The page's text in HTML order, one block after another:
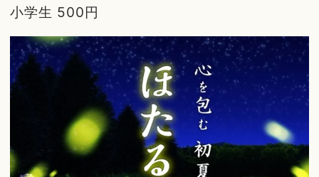
小学生 500円